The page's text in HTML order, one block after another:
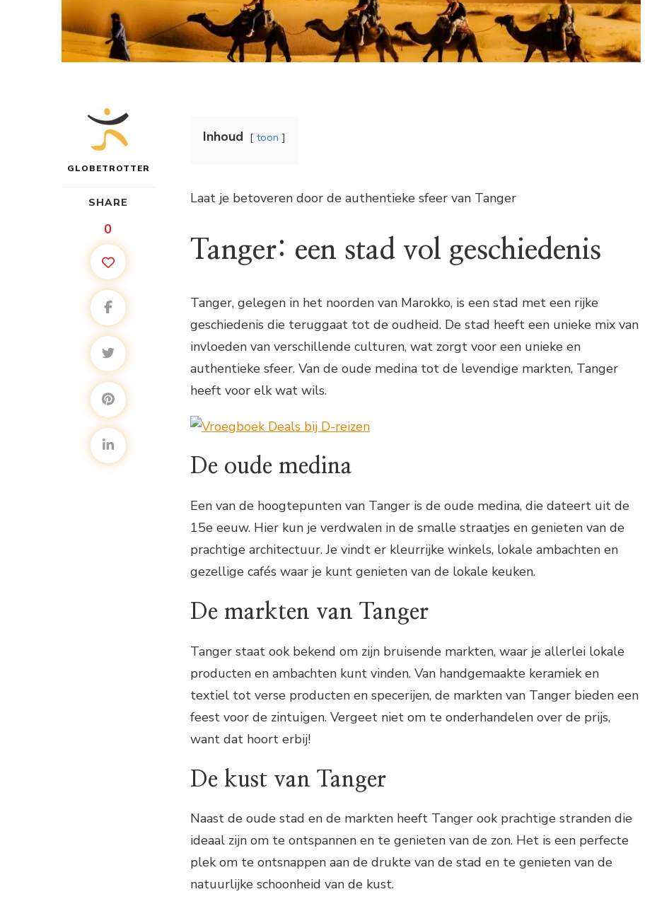
GLOBETROTTER
SHARE
0
Inhoud toon
Laat je betoveren door de authentieke sfeer van Tanger
Tanger: een stad vol geschiedenis
Tanger, gelegen in het noorden van Marokko, is een stad met een rijke
geschiedenis die teruggaat tot de oudheid. De stad heeft een unieke mix van
invloeden van verschillende culturen, wat zorgt voor een unieke en
authentieke sfeer. Van de oude medina tot de levendige markten, Tanger
heeft voor elk wat wils.
De oude medina
Een van de hoogtepunten van Tanger is de oude medina, die dateert uit de
15e eeuw. Hier kun je verdwalen in de smalle straatjes en genieten van de
prachtige architectuur. Je vindt er kleurrijke winkels, lokale ambachten en
gezellige cafés waar je kunt genieten van de lokale keuken.
De markten van Tanger
Tanger staat ook bekend om zijn bruisende markten, waar je allerlei lokale
producten en ambachten kunt vinden. Van handgemaakte keramiek en
textiel tot verse producten en specerijen, de markten van Tanger bieden een
feest voor de zintuigen. Vergeet niet om te onderhandelen over de prijs,
want dat hoort erbij!
De kust van Tanger
Naast de oude stad en de markten heeft Tanger ook prachtige stranden die
ideaal zijn om te ontspannen en te genieten van de zon. Het is een perfecte
plek om te ontsnappen aan de drukte van de stad en te genieten van de
natuurlijke schoonheid van de kust.